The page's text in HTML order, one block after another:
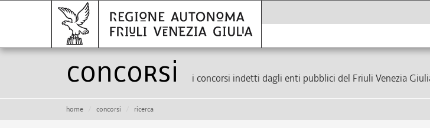
Concorsi i concorsi indetti dagli enti pubblici del Friuli Venezia
home concorsi ricerca